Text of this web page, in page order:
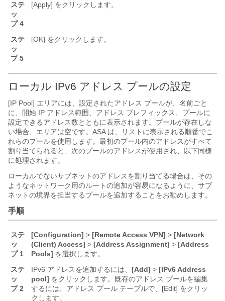
ステ
ッ
プ 4
[Apply] をクリックします。
ステ
ッ
プ 5
[OK] をクリックします。
ローカル IPv6 アドレス プールの設定
[IP Pool] エリアには、設定されたアドレス プールが、名前ごと
に、開始 IP アドレス範囲、アドレス プレフィックス、プールに
設定できるアドレス数とともに表示されます。プールが存在しな
い場合、エリアは空です。ASA は、リストに表示される順番でこ
れらのプールを使用します。最初のプール内のアドレスがすべて
割り当てられると、次のプールのアドレスが使用され、以下同様
に処理されます。
ローカルでないサブネットのアドレスを割り当てる場合は、その
ようなネットワーク用のルートの追加が容易になるように、サブ
ネットの境界を担当するプールを追加することをお勧めします。
手順
ステ
ッ
プ 1
[Configuration] > [Remote Access VPN] > [Network
(Client) Access] > [Address Assignment] > [Address
Pools] を選択します。
ステ
ッ
プ 2
IPv6 アドレスを追加するには、 [Add] > [IPv6 Address
pool] をクリックします。既存のアドレス プールを編集
するには、アドレス プール テーブルで、[Edit] をクリッ
クします。